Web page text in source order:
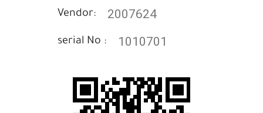
Vendor: 2007624
serial No : 1010701